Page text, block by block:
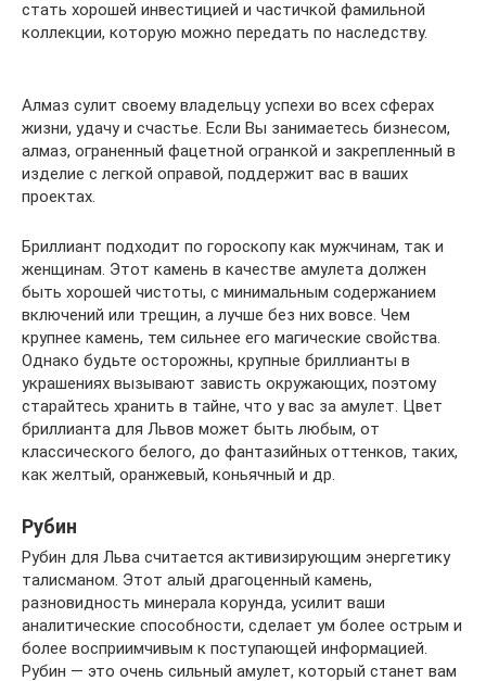
стать хорошей инвестицией и частичкой фамильной
коллекции, которую можно передать по наследству.
Алмаз сулит своему владельцу успехи во всех сферах
жизни, удачу и счастье. Если Вы занимаетесь бизнесом,
алмаз, ограненный фацетной огранкой и закрепленный в
изделие с легкой оправой, поддержит вас в ваших
проектах.
Бриллиант подходит по гороскопу как мужчинам, так и
женщинам. Этот камень в качестве амулета должен
быть хорошей чистоты, с минимальным содержанием
включений или трещин, а лучше без них вовсе. Чем
крупнее камень, тем сильнее его магические свойства.
Однако будьте осторожны, крупные бриллианты в
украшениях вызывают зависть окружающих, поэтому
старайтесь хранить в тайне, что у вас за амулет. Цвет
бриллианта для Львов может быть любым, от
классического белого, до фантазийных оттенков, таких,
как желтый, оранжевый, коньячный и др.
Рубин
Рубин для Льва считается активизирующим энергетику
талисманом. Этот алый драгоценный камень,
разновидность минерала корунда, усилит ваши
аналитические способности, сделает ум более острым и
более восприимчивым к поступающей информацией.
Рубин — это очень сильный амулет, который станет вам